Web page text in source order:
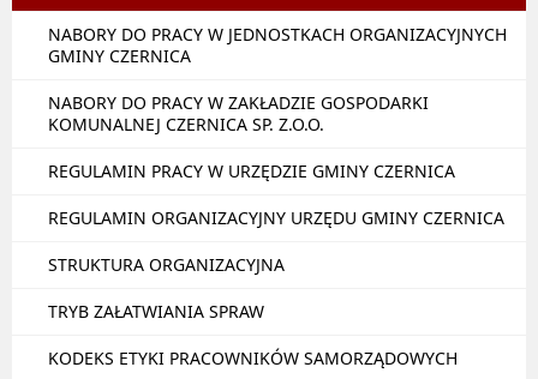
NABORY DO PRACY W JEDNOSTKACH ORGANIZACYJNYCH
GMINY CZERNICA
NABORY DO PRACY W ZAKŁADZIE GOSPODARKI
KOMUNALNEJ CZERNICA SP. Z.O.O.
REGULAMIN PRACY W URZĘDZIE GMINY CZERNICA
REGULAMIN ORGANIZACYJNY URZĘDU GMINY CZERNICA
STRUKTURA ORGANIZACYJNA
TRYB ZAŁATWIANIA SPRAW
KODEKS ETYKI PRACOWNIKÓW SAMORZĄDOWYCH